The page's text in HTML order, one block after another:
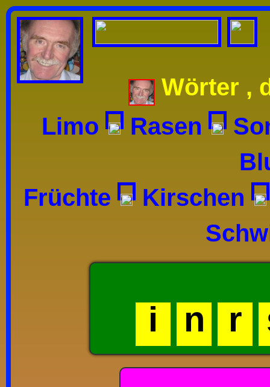
Wörter ,
Limo
Rasen
Früchte
Kirschen
i n r